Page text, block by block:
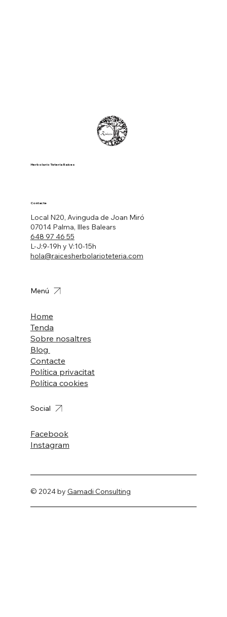
Herbolario Tetería Raíces
© 2024 by Gamadi Consulting
Local N20, Avinguda de Joan Miró
07014 Palma, Illes Balears
648 97 46 55
L-J:9-19h y V:10-15h
hola@raicesherbolarioteteria.com
Contacte
Home
Tenda
Sobre nosaltres
Blog
Contacte
Política privacitat
Política cookies
Menú
Facebook
Instagram
Social